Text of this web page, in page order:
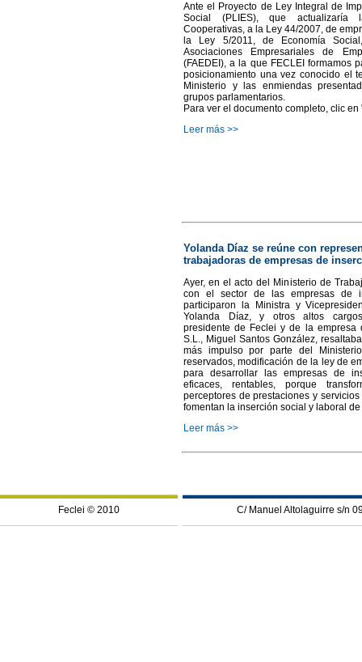
Ante el Proyecto de Ley Integral de
Social (PLIES), que
Cooperativas, a la Ley 44/2007, de
la Ley 5/2011, de Economía
Asociaciones Empresariales de
(FAEDEI), a la que FECLEI formamos
posicionamiento una vez conocido el
Ministerio y las enmiendas
grupos parlamentarios.
Para ver el documento completo, clic en
Leer más >>
Yolanda Díaz se reúne con
trabajadoras de empresas de
Ayer, en el acto del Ministerio de
con el sector de las empresas de
participaron la Ministra y
Yolanda Díaz, y otros altos
presidente de Feclei y de la empresa
S.L., Miguel Santos González,
más impulso por parte del
reservados, modificación de la ley de
para desarrollar las empresas de
eficaces, rentables, porque
perceptores de prestaciones y
fomentan la inserción social y laboral
Leer más >>
Feclei © 2010 C/ Manuel Altolaguirre s/n